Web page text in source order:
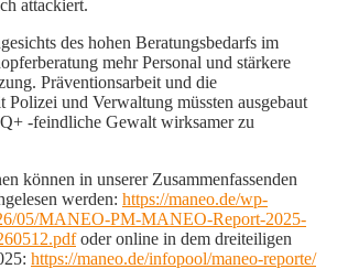
attackiert.
des hohen Beratungsbedarfs im
mehr Personal und stärkere
Präventionsarbeit und die
Polizei und Verwaltung müssten ausgebaut
-feindliche Gewalt wirksamer zu
können in unserer Zusammenfassenden
werden: https://maneo.de/wp-
05/MANEO-PM-MANEO-Report-2025-
oder online in dem dreiteiligen
https://maneo.de/infopool/maneo-reporte/